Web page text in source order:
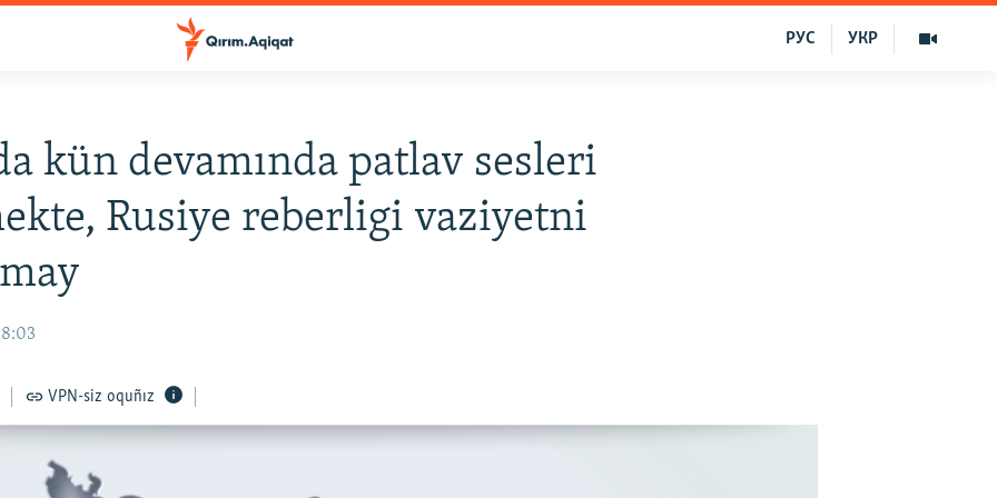
УКР
РУС
kün devamında patlav sesleri
Rusiye reberligi vaziyetni
VPN-siz oquñız